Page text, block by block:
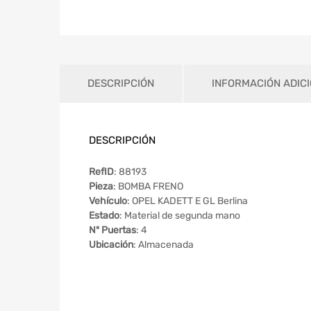
DESCRIPCIÓN INFORMACIÓN
DESCRIPCIÓN
RefID: 88193
Pieza: BOMBA FRENO
Vehículo: OPEL KADETT E GL Berlina
Estado: Material de segunda mano
Nº Puertas: 4
Ubicación: Almacenada